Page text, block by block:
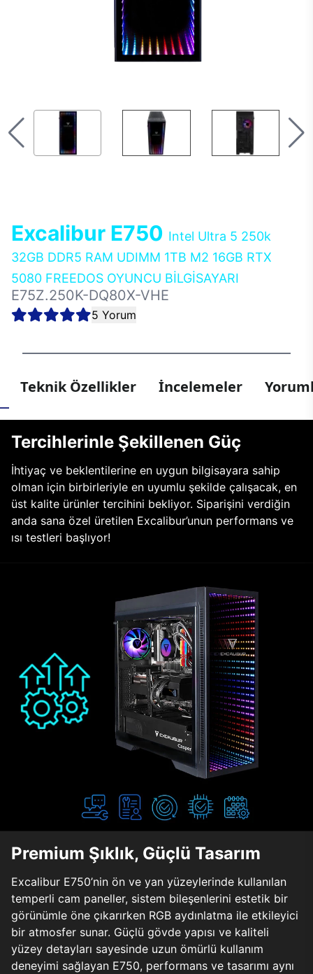
Excalibur E750 Intel Ultra 5 250k
32GB DDR5 RAM UDIMM 1TB M2 16GB RTX
5080 FREEDOS OYUNCU BİLGİSAYARI
E75Z.250K-DQ80X-VHE
5 Yorum
Teknik Özellikler İncelemeler
Tercihlerinle Şekillenen Güç
İhtiyaç ve beklentilerine en uygun bilgisayara sahip
olman için birbirleriyle en uyumlu şekilde çalışacak, en
üst kalite ürünler tercihini bekliyor. Siparişini verdiğin
anda sana özel üretilen Excalibur’unun performans ve
ısı testleri başlıyor!
Premium Şıklık, Güçlü Tasarım
Excalibur E750’nin ön ve yan yüzeylerinde kullanılan
temperli cam paneller, sistem bileşenlerini estetik bir
görünümle öne çıkarırken RGB aydınlatma ile etkileyici
bir atmosfer sunar. Güçlü gövde yapısı ve kaliteli
yüzey detayları sayesinde uzun ömürlü kullanım
deneyimi sağlayan E750, performans ve tasarımı aynı